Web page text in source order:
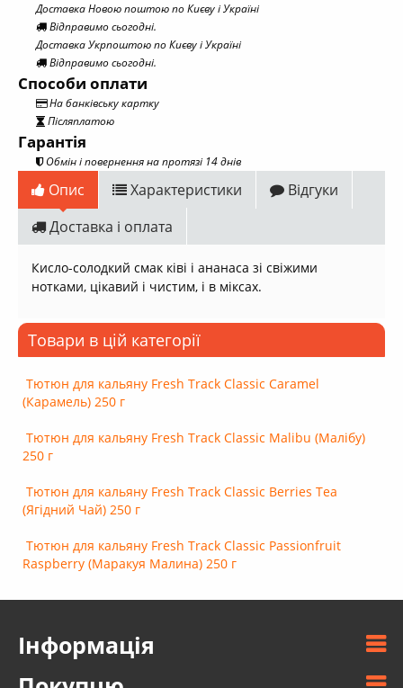
Доставка Новою поштою по Києву і Україні
Відправимо сьогодні.
Доставка Укрпоштою по Києву і Україні
Відправимо сьогодні.
Способи оплати
На банківську картку
Післяплатою
Гарантія
Обмін і повернення на протязі 14 днів
Опис Характеристики
Відгуки
Доставка і оплата
Кисло-солодкий смак ківі і ананаса зі свіжими
нотками, цікавий і чистим, і в міксах.
Товари в цій категорії
Тютюн для кальяну Fresh Track Classic Caramel
(Карамель) 250 г
Тютюн для кальяну Fresh Track Classic Malibu (Малібу)
250 г
Тютюн для кальяну Fresh Track Classic Berries Tea
(Ягідний Чай) 250 г
Тютюн для кальяну Fresh Track Classic Passionfruit
Raspberry (Маракуя Малина) 250 г
Інформація